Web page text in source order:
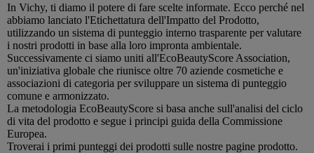
In Vichy, ti diamo il potere di fare scelte informate. Ecco perché nel
abbiamo lanciato l'Etichettatura dell'Impatto del Prodotto,
utilizzando un sistema di punteggio interno trasparente per valutare
i nostri prodotti in base alla loro impronta ambientale.
Successivamente ci siamo uniti all'EcoBeautyScore Association,
un'iniziativa globale che riunisce oltre 70 aziende cosmetiche e
associazioni di categoria per sviluppare un sistema di punteggio
comune e armonizzato.
La metodologia EcoBeautyScore si basa anche sull'analisi del ciclo
di vita del prodotto e segue i principi guida della Commissione
Europea.
Troverai i primi punteggi dei prodotti sulle nostre pagine prodotto.